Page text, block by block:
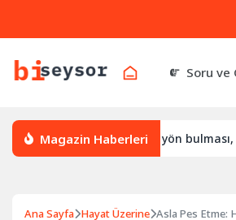
Soru ve
Magazin Haberleri
yön bulur, leylek yön bulması,
Ana Sayfa Hayat Üzerine Asla Pes Etme: